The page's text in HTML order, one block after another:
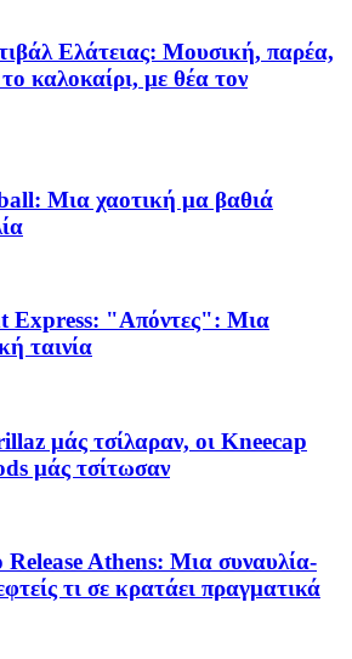
Ελάτειας: Μουσική, παρέα,
καλοκαίρι, με θέα τον
Μια χαοτική μα βαθιά
Express: "Απόντες": Μια
ταινία
μάς τσίλαραν, οι Kneecap
μάς τσίτωσαν
Athens: Μια συναυλία-
τι σε κρατάει πραγματικά